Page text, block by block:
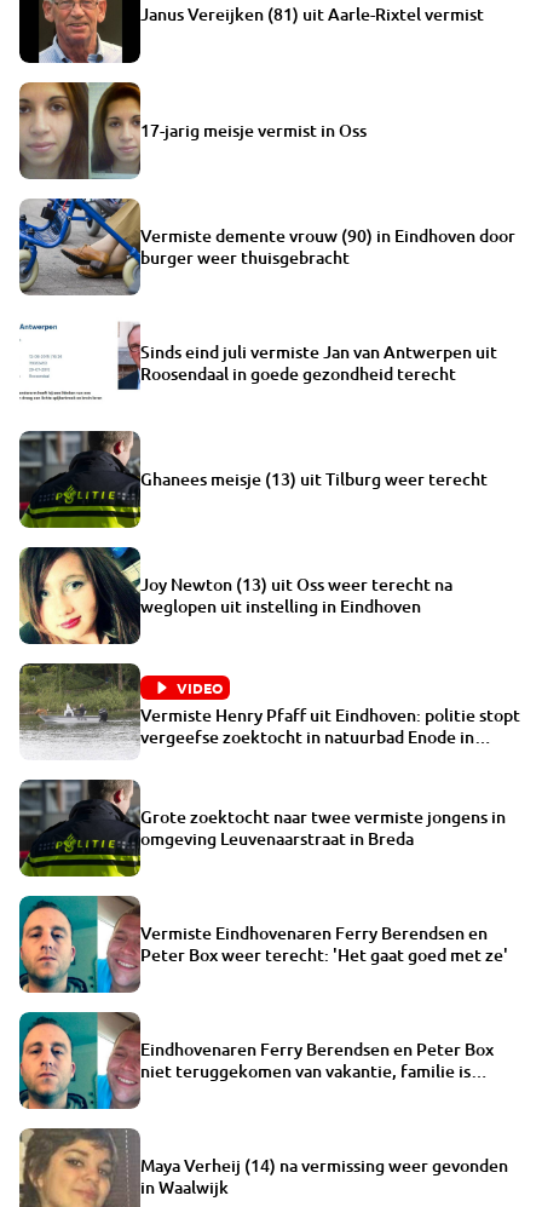
Janus Vereijken (81) uit Aarle-Rixtel vermist
17-jarig meisje vermist in Oss
Vermiste demente vrouw (90) in Eindhoven door
burger weer thuisgebracht
Sinds eind juli vermiste Jan van Antwerpen uit
Roosendaal in goede gezondheid terecht
Ghanees meisje (13) uit Tilburg weer terecht
Joy Newton (13) uit Oss weer terecht na
weglopen uit instelling in Eindhoven
VIDEO
Vermiste Henry Pfaff uit Eindhoven: politie stopt
vergeefse zoektocht in natuurbad Enode in
Grote zoektocht naar twee vermiste jongens in
omgeving Leuvenaarstraat in Breda
Vermiste Eindhovenaren Ferry Berendsen en
Peter Box weer terecht: 'Het gaat goed met ze'
Eindhovenaren Ferry Berendsen en Peter Box
niet teruggekomen van vakantie, familie is
Maya Verheij (14) na vermissing weer gevonden
in Waalwijk